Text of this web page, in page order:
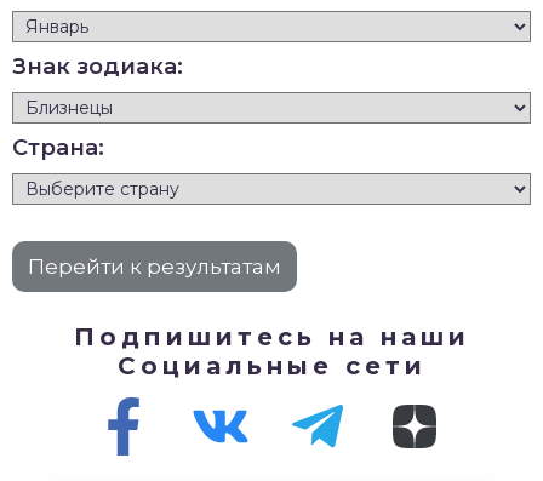
Знак зодиака:
Страна:
Подпишитесь на наши
Социальные сети